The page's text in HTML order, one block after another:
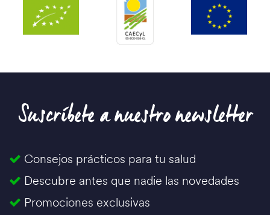
Suscríbete a nuestro newsletter
Consejos prácticos para tu salud
Descubre antes que nadie las novedades
Promociones exclusivas